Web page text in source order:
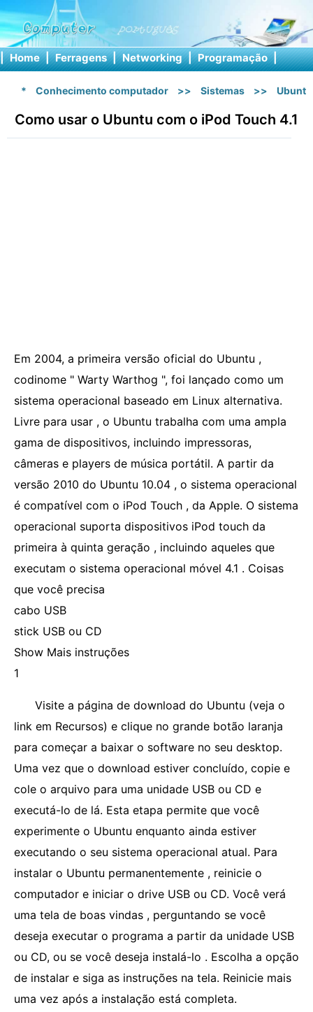
| Home | Ferragens | Networking | Programação |
* Conhecimento computador >> Sistemas >> Ubuntu
Como usar o Ubuntu com o iPod Touch 4.1
Em 2004, a primeira versão oficial do Ubuntu ,
codinome " Warty Warthog ", foi lançado como um
sistema operacional baseado em Linux alternativa.
Livre para usar , o Ubuntu trabalha com uma ampla
gama de dispositivos, incluindo impressoras,
câmeras e players de música portátil. A partir da
versão 2010 do Ubuntu 10.04 , o sistema operacional
é compatível com o iPod Touch , da Apple. O sistema
operacional suporta dispositivos iPod touch da
primeira à quinta geração , incluindo aqueles que
executam o sistema operacional móvel 4.1 . Coisas
que você precisa
cabo USB
stick USB ou CD
Show Mais instruções
1
Visite a página de download do Ubuntu (veja o
link em Recursos) e clique no grande botão laranja
para começar a baixar o software no seu desktop.
Uma vez que o download estiver concluído, copie e
cole o arquivo para uma unidade USB ou CD e
executá-lo de lá. Esta etapa permite que você
experimente o Ubuntu enquanto ainda estiver
executando o seu sistema operacional atual. Para
instalar o Ubuntu permanentemente , reinicie o
computador e iniciar o drive USB ou CD. Você verá
uma tela de boas vindas , perguntando se você
deseja executar o programa a partir da unidade USB
ou CD, ou se você deseja instalá-lo . Escolha a opção
de instalar e siga as instruções na tela. Reinicie mais
uma vez após a instalação está completa.